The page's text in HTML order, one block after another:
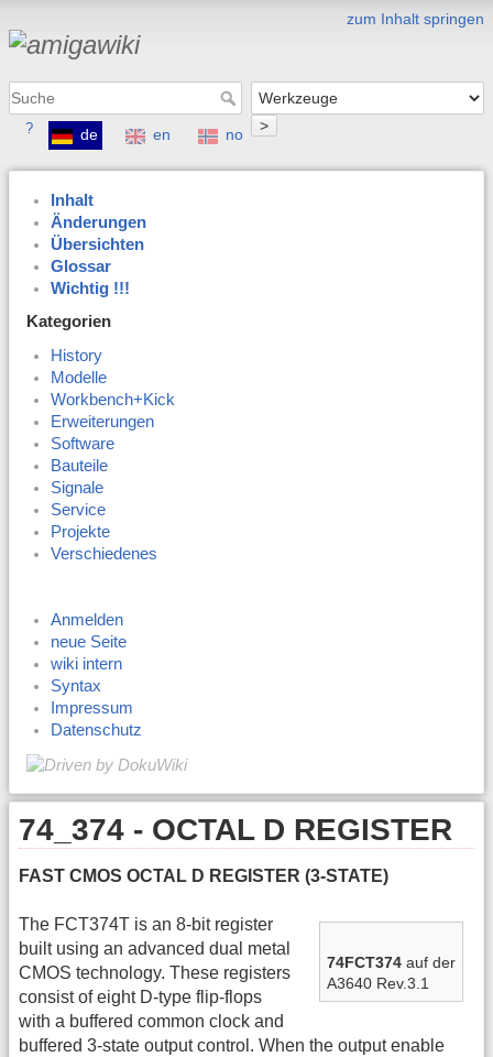
zum Inhalt springen
>
? de en no
Inhalt
Änderungen
Übersichten
Glossar
Wichtig !!!
Kategorien
History
Modelle
Workbench+Kick
Erweiterungen
Software
Bauteile
Signale
Service
Projekte
Verschiedenes
Anmelden
neue Seite
wiki intern
Syntax
Impressum
Datenschutz
74_374 - OCTAL D REGISTER
FAST CMOS OCTAL D REGISTER (3-STATE)
74FCT374 auf der
A3640 Rev.3.1
The FCT374T is an 8-bit register
built using an advanced dual metal
CMOS technology. These registers
consist of eight D-type flip-flops
with a buffered common clock and
buffered 3-state output control. When the output enable